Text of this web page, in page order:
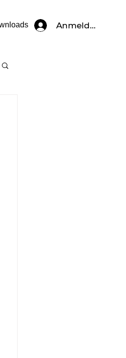
Anmelden